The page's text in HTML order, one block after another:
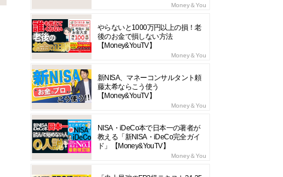
Money＆You
やらないと1000万円以上の損！老
後のお金で損しない方法
【Money&YouTV】
Money＆You
新NISA、マネーコンサルタント頼
藤太希ならこう使う
【Money&YouTV】
Money＆You
NISA・iDeCo本で日本一の著者が
教える「新NISA・iDeCo完全ガイ
ド」【Money&YouTV】
Money＆You